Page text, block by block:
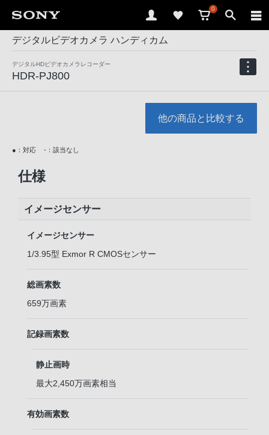
0
デジタルビデオカメラ ハンディカム
デジタルHDビデオカメラレコーダー
HDR-PJ800
他の商品と比較する
●：対応 -：該当なし
仕様
イメージセンサー
イメージセンサー
1/3.95型 Exmor R CMOSセンサー
総画素数
659万画素
記録画素数
静止画時
最大2,450万画素相当
有効画素数